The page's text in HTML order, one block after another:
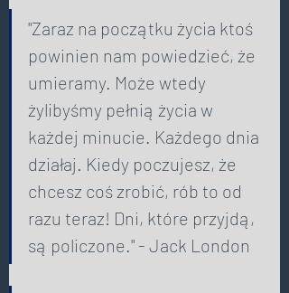
"Zaraz na początku życia ktoś
powinien nam powiedzieć, że
umieramy. Może wtedy
żylibyśmy pełnią życia w
każdej minucie. Każdego dnia
działaj. Kiedy poczujesz, że
chcesz coś zrobić, rób to od
razu teraz! Dni, które przyjdą,
są policzone." - Jack London